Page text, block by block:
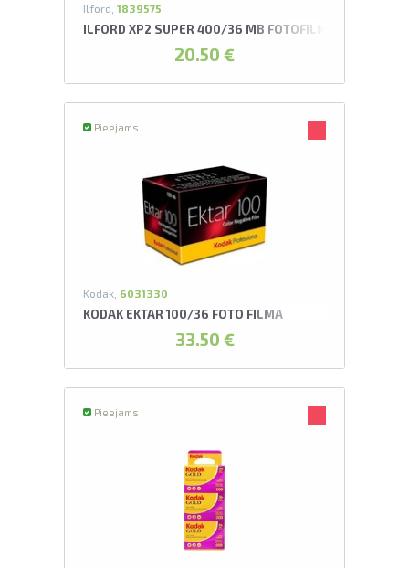
Ilford, 1839575
ILFORD XP2 SUPER 400/36 MB FOTOFILMA
20.50 €
Pieejams
Kodak, 6031330
KODAK EKTAR 100/36 FOTO FILMA
33.50 €
Pieejams